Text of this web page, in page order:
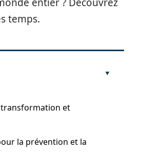
temps.
transformation et
la prévention et la